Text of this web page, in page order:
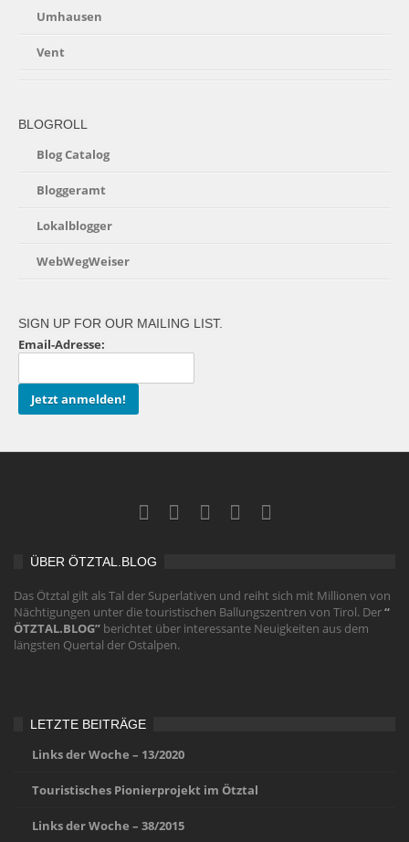
Umhausen
Vent
BLOGROLL
Blog Catalog
Bloggeramt
Lokalblogger
WebWegWeiser
SIGN UP FOR OUR MAILING LIST.
Email-Adresse:
ÜBER ÖTZTAL.BLOG
Das Ötztal gilt als Tal der Superlativen und reiht sich mit Millionen von
Nächtigungen unter die touristischen Ballungszentren von Tirol. Der“
ÖTZTAL.BLOG” berichtet über interessante Neuigkeiten aus dem
längsten Quertal der Ostalpen.
LETZTE BEITRÄGE
Links der Woche – 13/2020
Touristisches Pionierprojekt im Ötztal
Links der Woche – 38/2015